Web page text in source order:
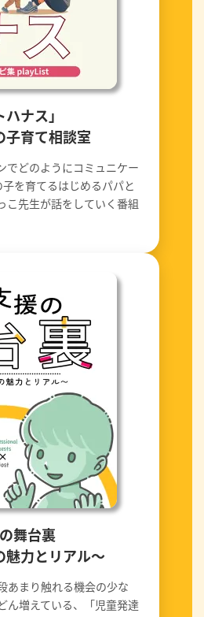
ハナス」
子育て相談室
でどのようにコミュニケー
を育てるはじめるパパと
こ先生が話をしていく番組
舞台裏
魅力とリアル〜
あまり触れる機会の少な
ん増えている、「児童発達